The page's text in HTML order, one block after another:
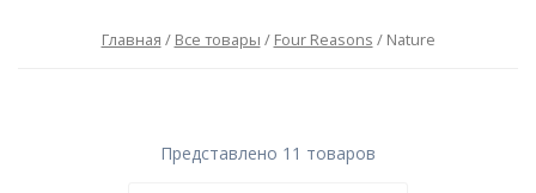
Главная / Все товары / Four Reasons / Nature
Представлено 11 товаров